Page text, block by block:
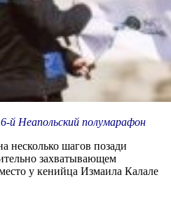
й Неапольский полумарафон
несколько шагов позади
захватывающем
у кенийца Измаила Калале